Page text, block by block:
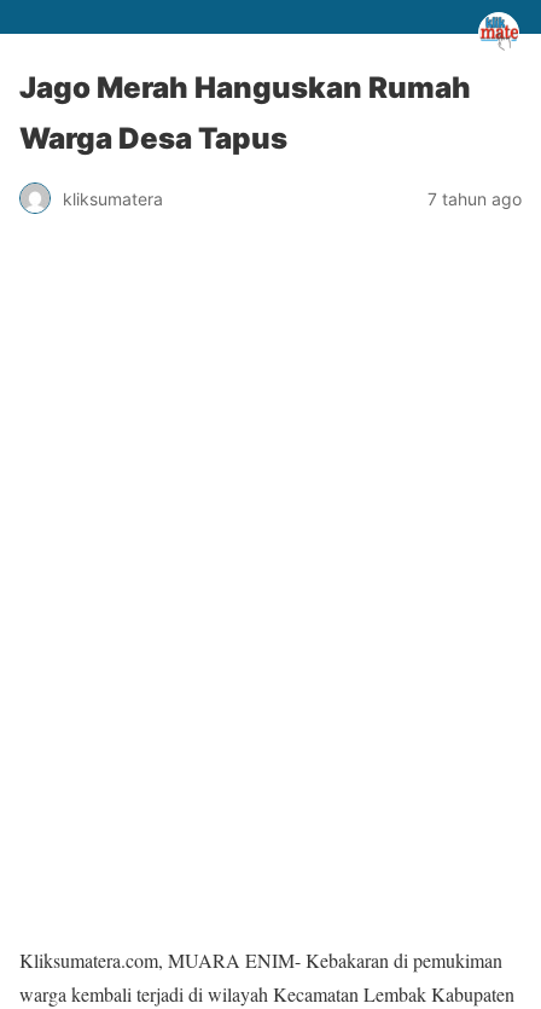
Jago Merah Hanguskan Rumah
Warga Desa Tapus
kliksumatera 7 tahun ago
Kliksumatera.com, MUARA ENIM- Kebakaran di pemukiman
warga kembali terjadi di wilayah Kecamatan Lembak Kabupaten